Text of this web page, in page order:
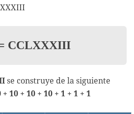
CCLXXXIII
se construye de la siguiente
10 + 10 + 10 + 1 + 1 + 1